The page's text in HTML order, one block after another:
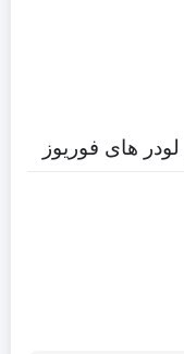
های فوریوز